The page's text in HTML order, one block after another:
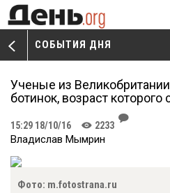
СОБЫТИЯ ДНЯ
W
Ученые из
ботинок, возраст которого
15:29 18/10/16 K 2233
J
Владислав Мымрин
Фото: m.fotostrana.ru